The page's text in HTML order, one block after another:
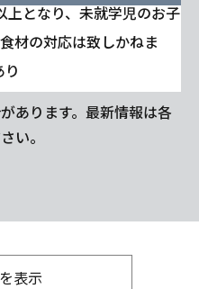
となり、未就学児のお子
材の対応は致しかねま
あります。最新情報は各
い。
表示